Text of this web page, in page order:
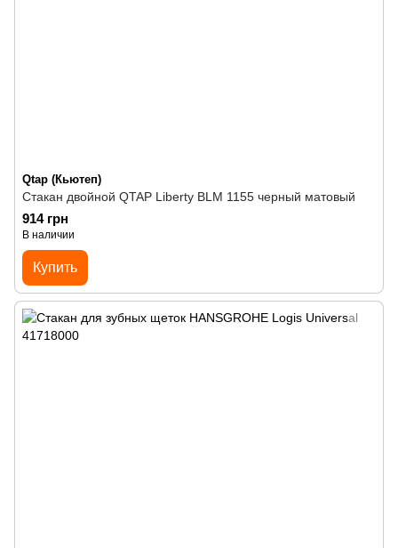
Qtap (Кьютеп)
Стакан двойной QTAP Liberty BLM 1155 черный матовый
914 грн
В наличии
Купить